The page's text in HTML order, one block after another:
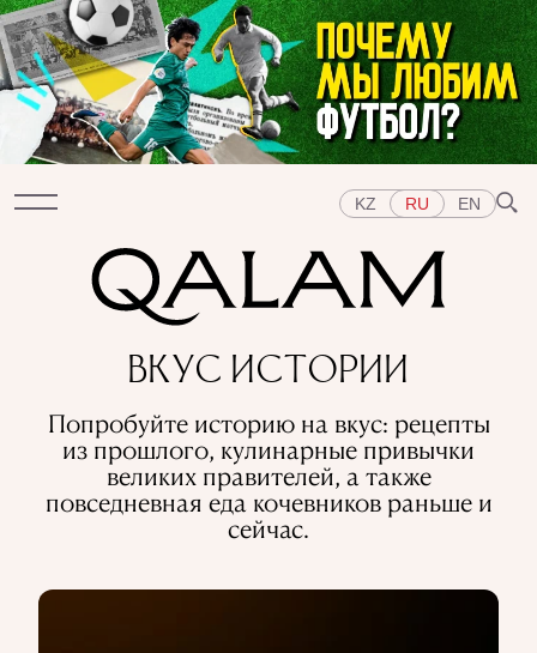
KZ RU EN
ТЕСТЫ
СПЕЦПРОЕКТЫ
Темы
ЗАПАД
ЦЕНТРАЛЬНАЯ АЗИЯ
КАЗАХСТАН
ЛЮДИ
ИСКУССТВО
ВКУС ИСТОРИИ
Попробуйте историю на вкус: рецепты
из прошлого, кулинарные привычки
великих правителей, а также
повседневная еда кочевников раньше и
сейчас.